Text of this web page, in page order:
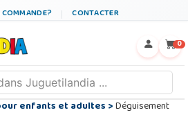
CONTACTER
0
enfants et adultes>Déguisement